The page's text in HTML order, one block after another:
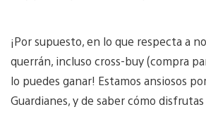
¡Por supuesto, en lo que respecta a
querrán, incluso cross-buy (compra
lo puedes ganar! Estamos ansiosos
Guardianes, y de saber cómo